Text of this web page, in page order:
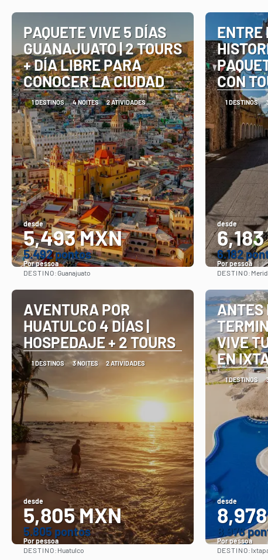
PAQUETE VIVE 5 DÍAS
GUANAJUATO | 2 TOURS
+ DÍA LIBRE PARA
CONOCER LA CIUDAD
1 DESTINOS 4 NOITES 2 ATIVIDADES
desde
5,493 MXN
5.492 pontos
Por pessoa
DESTINO:Guanajuato
ENTRE
CON
1 DESTINOS
desde
6.182
Por pessoa
DESTINO:
AVENTURA POR
HUATULCO 4 DÍAS |
HOSPEDAJE + 2 TOURS
1 DESTINOS 3 NOITES 2 ATIVIDADES
desde
5,805 MXN
5.805 pontos
Por pessoa
DESTINO: Huatulco
ANTES
VIVE
EN
1 DESTINOS
desde
8.978
Por pessoa
DESTINO: